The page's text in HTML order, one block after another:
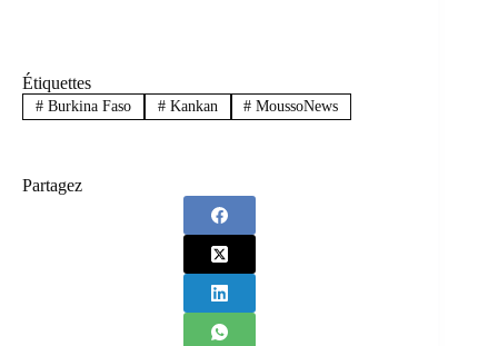
Étiquettes
#Burkina Faso #Kankan # MoussoNews
Partagez